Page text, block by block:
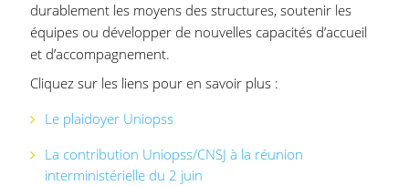
durablement les moyens des structures, soutenir les
équipes ou développer de nouvelles capacités d’accueil
et d’accompagnement.
Cliquez sur les liens pour en savoir plus :
Le plaidoyer Uniopss
La contribution Uniopss/CNSJ à la réunion
interministérielle du 2 juin